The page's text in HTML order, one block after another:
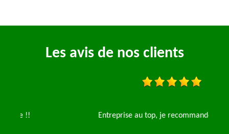
Les avis de nos clients
Entreprise au top, je recommande fortement !